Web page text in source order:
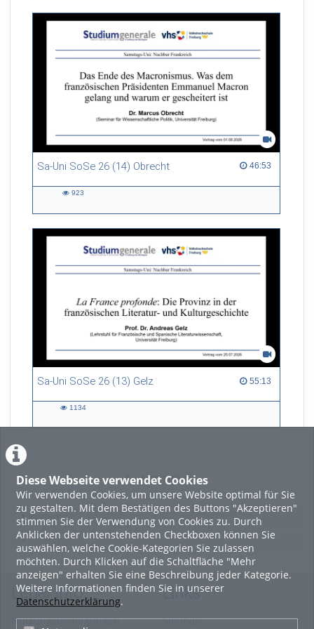
Diese Webseite verwendet Cookies
Wir verwenden Cookies, um unsere Website optimal für Sie
zu gestalten. Mit dem Bestätigen des Buttons "Akzeptieren"
stimmen Sie der Verwendung von Cookies zu. Durch
Anklicken der untenstehenden Checkboxen können Sie
auswählen, welche Cookie-Kategorien Sie zulassen
möchten. Durch Klicken auf die Schaltfläche "Mehr
anzeigen" erhalten Sie eine Beschreibung jeder Kategorie.
Weitere Informationen finden Sie in unserer
Datenschutzerklärung.
Sa-Uni SoSe 26 (14) Obrecht 46:53
46:53 duration
923
Sa-Uni SoSe 26 (13) Gelz 55:13
55:13 duration
1134
LADE MEHR
Featured
Beliebtheit
Legal Info
Nutzungsbedingungen
Links
Sitemap